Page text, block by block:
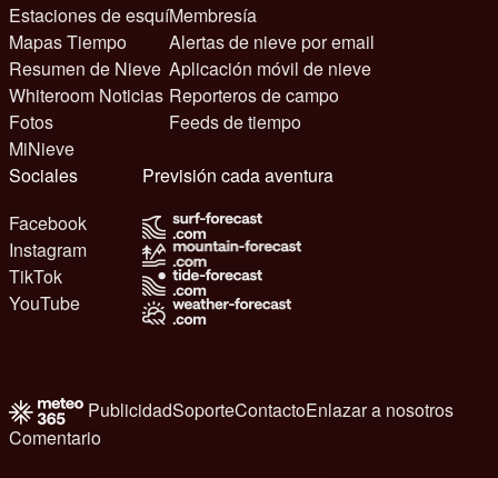
Estaciones de esquí
Mapas Tiempo
Resumen de Nieve
Whiteroom Noticias
Fotos
MiNieve
Membresía
Alertas de nieve por email
Aplicación móvil de nieve
Reporteros de campo
Feeds de tiempo
Sociales
Facebook
Instagram
TikTok
YouTube
Previsión cada aventura
PublicidadSoporteContactoEnlazar a nosotros
Comentario